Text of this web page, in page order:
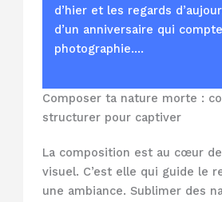
d’hier et les regards
d’un anniversaire qui
photographie.…
Composer ta nature morte :
structurer pour captiver
La composition est au cœur
visuel. C’est elle qui guide le
une ambiance. Sublimer des